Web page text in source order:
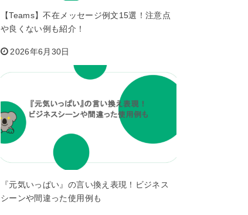
【Teams】不在メッセージ例文15選！注意点
や良くない例も紹介！
2026年6月30日
『元気いっぱい』の言い換え表現！ビジネス
シーンや間違った使用例も